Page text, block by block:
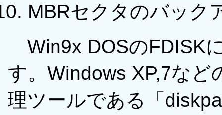
MBRセクタのバック
Win9x DOSのFDISK
す。Windows XP,7な
理ツールである「